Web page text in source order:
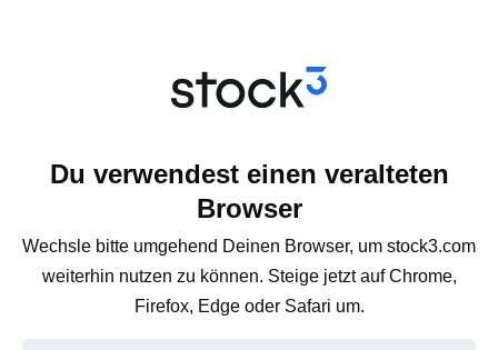
Du verwendest einen veralteten
Browser
Wechsle bitte umgehend Deinen Browser, um stock3.com
weiterhin nutzen zu können. Steige jetzt auf Chrome,
Firefox, Edge oder Safari um.